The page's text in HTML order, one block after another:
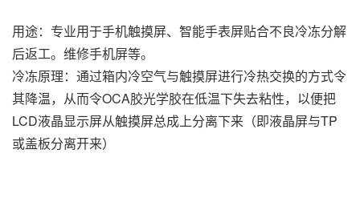
用途：专业用于手机触摸屏、智能手表屏贴合不良冷冻分解
后返工。维修手机屏等。
冷冻原理：通过箱内冷空气与触摸屏进行冷热交换的方式令
其降温，从而令OCA胶光学胶在低温下失去粘性，以便把
LCD液晶显示屏从触摸屏总成上分离下来（即液晶屏与TP
或盖板分离开来）